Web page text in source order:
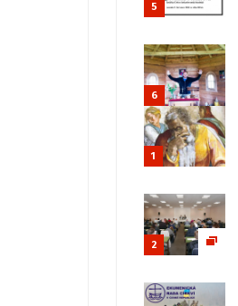
5
6
1
2